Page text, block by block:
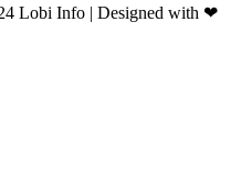
Lobi Info | Designed with ❤